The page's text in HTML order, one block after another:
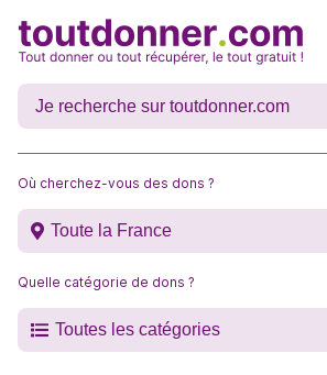
Où cherchez-vous des dons ?
Toute la France
Quelle catégorie de dons ?
Toutes les catégories